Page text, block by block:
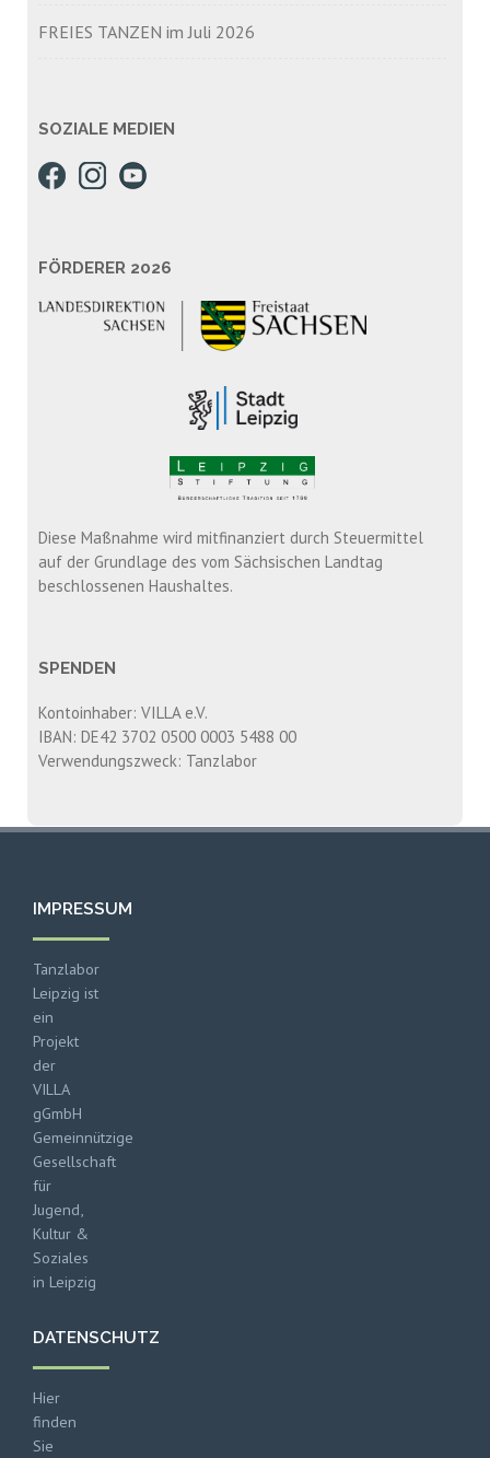
FREIES TANZEN im Juli 2026
SOZIALE MEDIEN
FÖRDERER 2026
Diese Maßnahme wird mitfinanziert durch Steuermittel
auf der Grundlage des vom Sächsischen Landtag
beschlossenen Haushaltes.
SPENDEN
Kontoinhaber: VILLA e.V.
IBAN: DE42 3702 0500 0003 5488 00
Verwendungszweck: Tanzlabor
IMPRESSUM
Tanzlabor
Leipzig ist
ein
Projekt
der
VILLA
gGmbH
Gemeinnützige
Gesellschaft
für
Jugend,
Kultur &
Soziales
in Leipzig
DATENSCHUTZ
Hier
finden
Sie